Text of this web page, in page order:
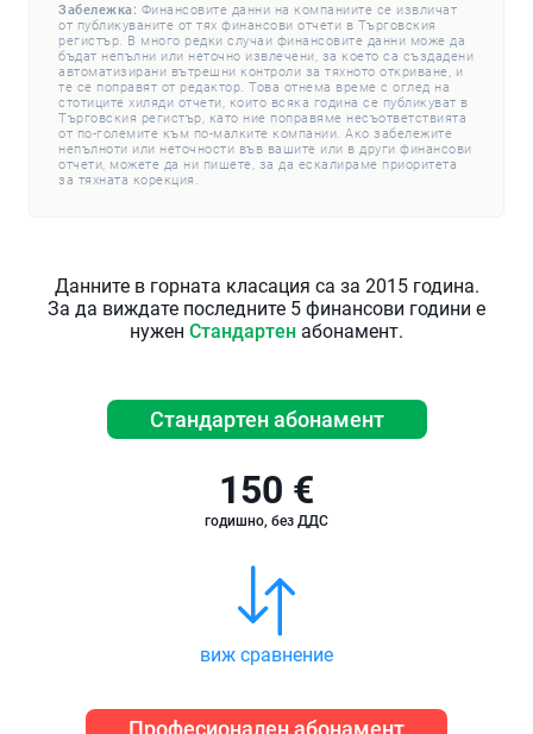
Забележка: Финансовите данни на компаниите се извличат
от публикуваните от тях финансови отчети в Търговския
регистър. В много редки случаи финансовите данни може да
бъдат непълни или неточно извлечени, за което са създадени
автоматизирани вътрешни контроли за тяхното откриване, и
те се поправят от редактор. Това отнема време с оглед на
стотиците хиляди отчети, които всяка година се публикуват в
Търговския регистър, като ние поправяме несъответствията
от по-големите към по-малките компании. Ако забележите
непълноти или неточности във вашите или в други финансови
отчети, можете да ни пишете, за да ескалираме приоритета
за тяхната корекция.
Данните в горната класация са за 2015 година.
За да виждате последните 5 финансови години е
нужен Стандартен абонамент.
Стандартен абонамент
150 €
годишно, без ДДС
виж сравнение
Професионален абонамент